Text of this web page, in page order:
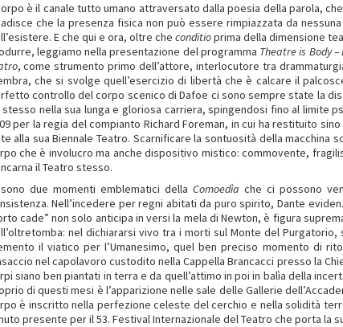
è il canale tutto umano attraversato dalla poesia della parola,
che la presenza fisica non può essere rimpiazzata da
E che qui e ora, oltre che conditioprima della dimensione
leggiamo nella presentazione del programma Theatre is Body
, come strumento primo dell’attore, interlocutore tra
che si svolge quell’esercizio di libertà che è calcare il
controllo del corpo scenico di Dafoe ci sono sempre state la
stesso nella sua lunga e gloriosa carriera, spingendosi fino al limite
per la regia del compianto Richard Foreman, in cui ha restituito
alla sua Biennale Teatro. Scarnificare la sontuosità della
che è involucro ma anche dispositivo mistico: commovente,
il Teatro stesso.
due momenti emblematici della Comoedìa che ci possono
Nell’incedere per regni abitati da puro spirito, Dante
cade” non solo anticipa in versi la mela di Newton, è figura
nel dichiararsi vivo tra i morti sul Monte del
il viatico per l’Umanesimo, quel ben preciso momento di
nel capolavoro custodito nella Cappella Brancacci presso la
siano ben piantati in terra e da quell’attimo in poi in balìa della
di questi mesi è l’apparizione nelle sale delle Gallerie
è inscritto nella perfezione celeste del cerchio e nella solidità
presente per il 53. Festival Internazionale del Teatro che porta la